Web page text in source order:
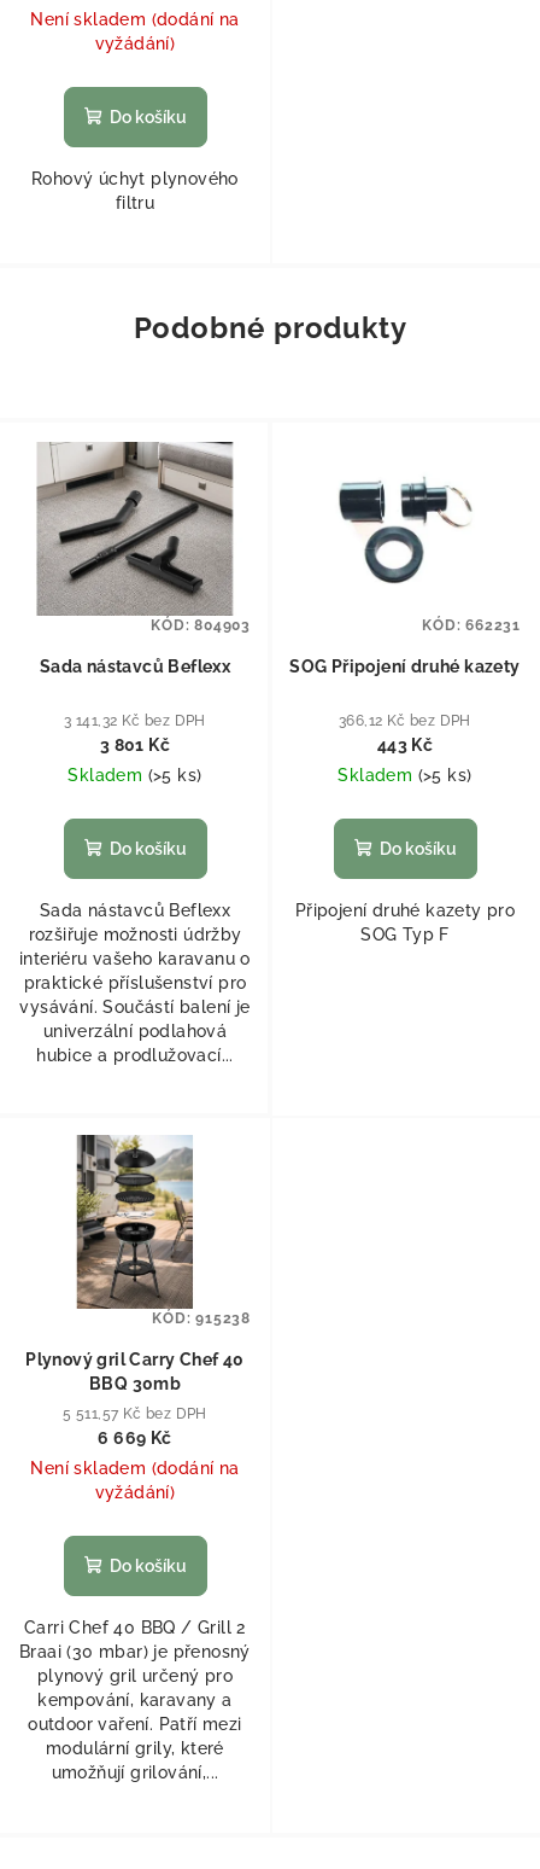
Není skladem (dodání na
vyžádání)
Do košíku
Rohový úchyt plynového
filtru
Podobné produkty
Sada nástavců Beflexx
3 141,32 Kč bez DPH
3 801 Kč
Skladem (>5 ks)
Do košíku
Sada nástavců Beflexx
rozšiřuje možnosti údržby
interiéru vašeho karavanu o
praktické příslušenství pro
vysávání. Součástí balení je
univerzální podlahová
hubice a prodlužovací...
KÓD:804903
SOG Připojení druhé kazety
366,12 Kč bez DPH
443 Kč
Skladem (>5 ks)
Do košíku
Připojení druhé kazety pro
SOG Typ F
KÓD:662231
Plynový gril Carry Chef 40
BBQ 30mb
5 511,57 Kč bez DPH
6 669 Kč
Není skladem (dodání na
vyžádání)
Do košíku
Carri Chef 40 BBQ / Grill 2
Braai (30 mbar) je přenosný
plynový gril určený pro
kempování, karavany a
outdoor vaření. Patří mezi
modulární grily, které
umožňují grilování,...
KÓD:915238